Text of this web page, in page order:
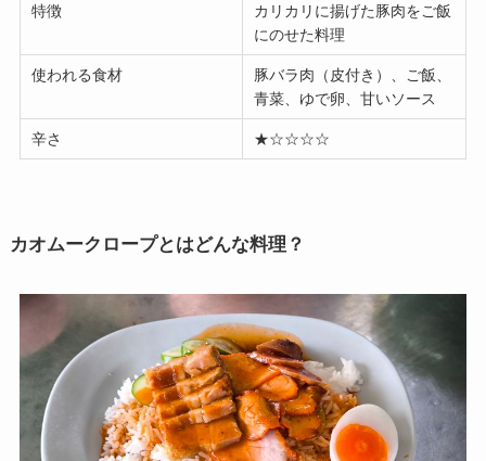
特徴
カリカリに揚げた豚肉をご飯
にのせた料理
使われる食材
豚バラ肉（皮付き）、ご飯、
青菜、ゆで卵、甘いソース
辛さ ★☆☆☆☆
カオムークロープとはどんな料理？